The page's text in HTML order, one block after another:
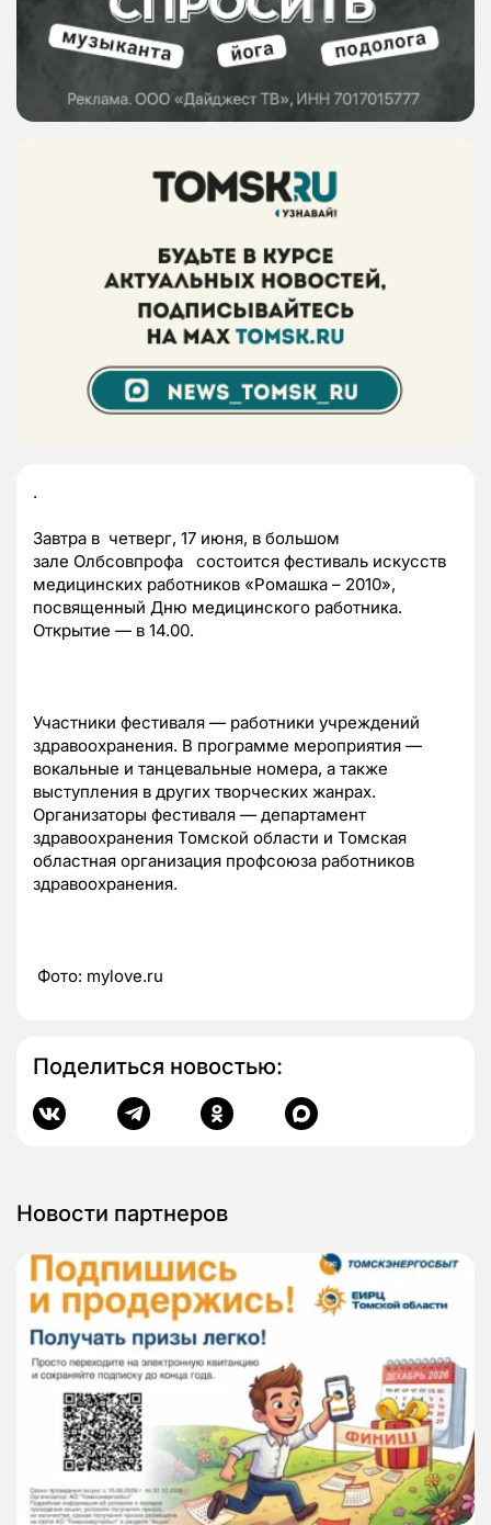
.
Завтра в четверг, 17 июня, в большом
зале Олбсовпрофа состоится фестиваль искусств
медицинских работников «Ромашка – 2010»,
посвященный Дню медицинского работника.
Открытие — в 14.00.
Участники фестиваля — работники учреждений
здравоохранения. В программе мероприятия —
вокальные и танцевальные номера, а также
выступления в других творческих жанрах.
Организаторы фестиваля — департамент
здравоохранения Томской области и Томская
областная организация профсоюза работников
здравоохранения.
Фото: mylove.ru
Поделиться новостью:
Новости партнеров